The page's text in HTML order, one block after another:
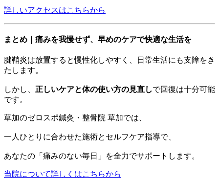
詳しいアクセスはこちらから
まとめ｜痛みを我慢せず、早めのケアで快適な生活を
腱鞘炎は放置すると慢性化しやすく、日常生活にも支障をき
たします。
しかし、 正しいケアと体の使い方の見直しで回復は十分可能
です。
草加のゼロスポ鍼灸・整骨院 草加では、
一人ひとりに合わせた施術とセルフケア指導で、
あなたの「痛みのない毎日」を全力でサポートします。
当院について詳しくはこちらから